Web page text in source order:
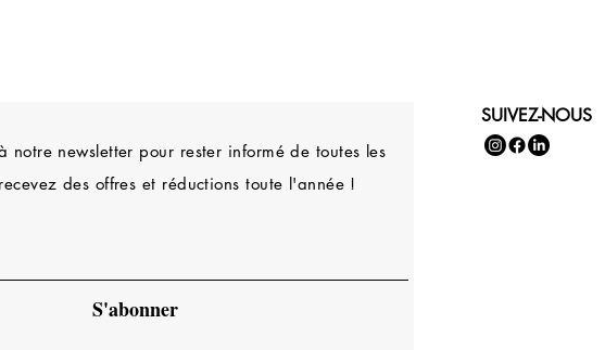
notre newsletter pour rester informé de toutes les
des offres et réductions toute l'année !
S'abonner
SUIVEZ-NOUS